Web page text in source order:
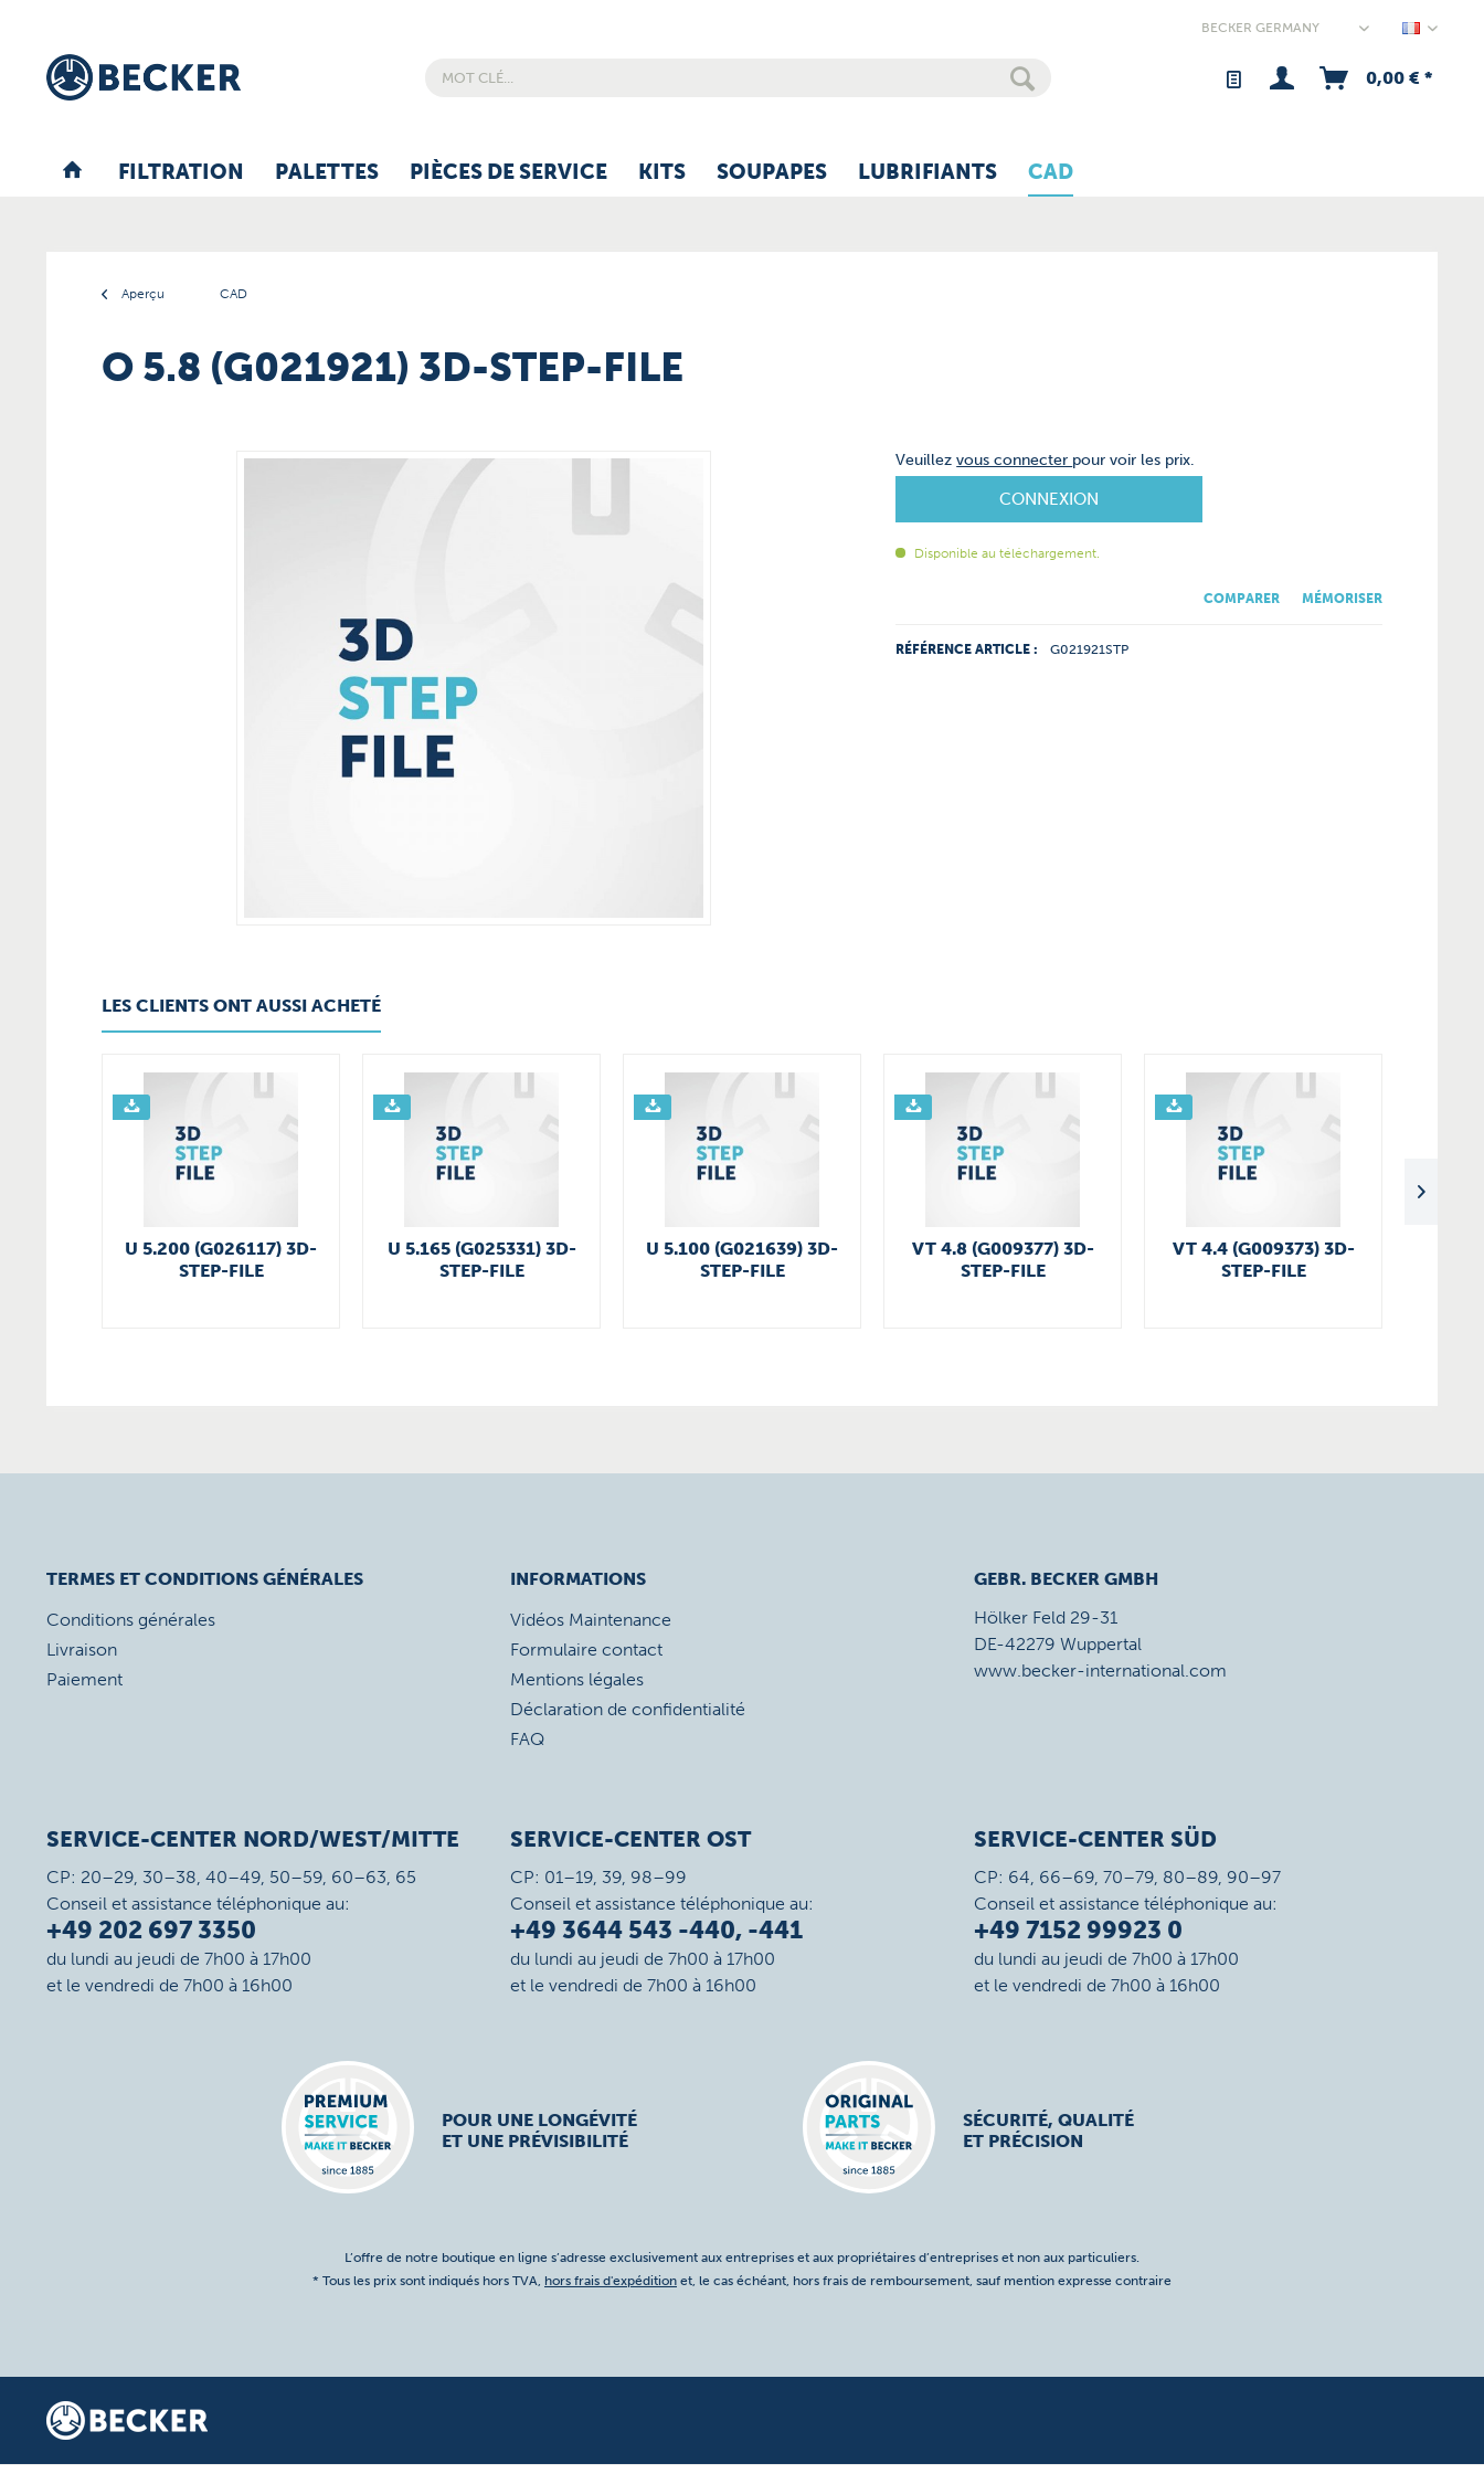
0,00 € *
FILTRATION PALETTES PIÈCES DE SERVICE KITS SOUPAPES LUBRIFIANTS CAD
Aperçu CAD
O 5.8 (G021921) 3D-STEP-FILE
Veuillezvous connecter pour voir les prix.
CONNEXION
Disponible au téléchargement.
COMPARER MÉMORISER
RÉFÉRENCE ARTICLE : G021921STP
LES CLIENTS ONT AUSSI ACHETÉ
U 5.200 (G026117) 3D-
STEP-FILE
U 5.165 (G025331) 3D-
STEP-FILE
U 5.100 (G021639) 3D-
STEP-FILE
VT 4.8 (G009377) 3D-
STEP-FILE
VT 4.4 (G009373) 3D-
STEP-FILE
TERMES ET CONDITIONS GÉNÉRALES
Conditions générales
Livraison
Paiement
INFORMATIONS
Vidéos Maintenance
Formulaire contact
Mentions légales
Déclaration de confidentialité
FAQ
GEBR. BECKER GMBH
Hölker Feld 29-31
DE-42279 Wuppertal
www.becker-international.com
SERVICE-CENTER NORD/WEST/MITTE
CP: 20–29, 30–38, 40–49, 50–59, 60–63, 65
Conseil et assistance téléphonique au:
+49 202 697 3350
du lundi au jeudi de 7h00 à 17h00
et le vendredi de 7h00 à 16h00
SERVICE-CENTER OST
CP: 01–19, 39, 98–99
Conseil et assistance téléphonique au:
+49 3644 543 -440, -441
du lundi au jeudi de 7h00 à 17h00
et le vendredi de 7h00 à 16h00
SERVICE-CENTER SÜD
CP: 64, 66–69, 70–79, 80–89, 90–97
Conseil et assistance téléphonique au:
+49 7152 99923 0
du lundi au jeudi de 7h00 à 17h00
et le vendredi de 7h00 à 16h00
POUR UNE LONGÉVITÉ
ET UNE PRÉVISIBILITÉ
SÉCURITÉ, QUALITÉ
ET PRÉCISION
L’offre de notre boutique en ligne s’adresse exclusivement aux entreprises et aux propriétaires d’entreprises et non aux particuliers.
* Tous les prix sont indiqués hors TVA, hors frais d'expédition et, le cas échéant, hors frais de remboursement, sauf mention expresse contraire